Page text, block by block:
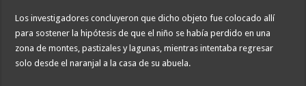
Los investigadores concluyeron que dicho objeto fue colocado allí
para sostener la hipótesis de que el niño se había perdido en una
zona de montes, pastizales y lagunas, mientras intentaba regresar
solo desde el naranjal a la casa de su abuela.